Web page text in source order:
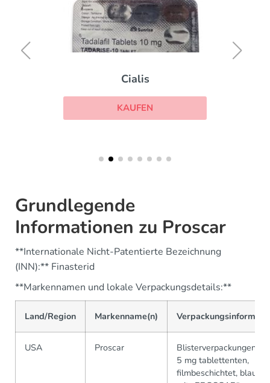
Cialis
KAUFEN
Grundlegende
Informationen zu Proscar
**Internationale Nicht-Patentierte Bezeichnung
(INN):** Finasterid
**Markennamen und lokale Verpackungsdetails:**
Land/Region Markenname(n)
USA Proscar
Blisterverpackungen/
5 mg tablettenten,
filmbeschichtet, blau,